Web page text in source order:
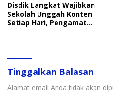
Disdik Langkat Wajibkan
Sekolah Unggah Konten
Setiap Hari, Pengamat
Tinggalkan Balasan
Alamat email Anda tidak akan